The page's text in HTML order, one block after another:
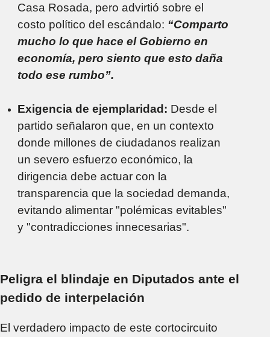
Casa Rosada, pero advirtió sobre el
costo político del escándalo: “Comparto
mucho lo que hace el Gobierno en
economía, pero siento que esto daña
todo ese rumbo”.
Exigencia de ejemplaridad: Desde el
partido señalaron que, en un contexto
donde millones de ciudadanos realizan
un severo esfuerzo económico, la
dirigencia debe actuar con la
transparencia que la sociedad demanda,
evitando alimentar "polémicas evitables"
y "contradicciones innecesarias".
Peligra el blindaje en Diputados ante el
pedido de interpelación
El verdadero impacto de este cortocircuito